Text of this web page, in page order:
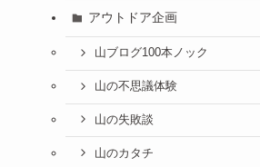
アウトドア企画
山ブログ100本ノック
山の不思議体験
山の失敗談
山のカタチ